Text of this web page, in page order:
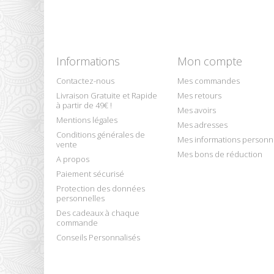
Informations
Contactez-nous
Livraison Gratuite et Rapide
à partir de 49€ !
Mentions légales
Conditions générales de
vente
A propos
Paiement sécurisé
Protection des données
personnelles
Des cadeaux à chaque
commande
Conseils Personnalisés
Mon compte
Mes commandes
Mes retours
Mes avoirs
Mes adresses
Mes informations
Mes bons de réduction